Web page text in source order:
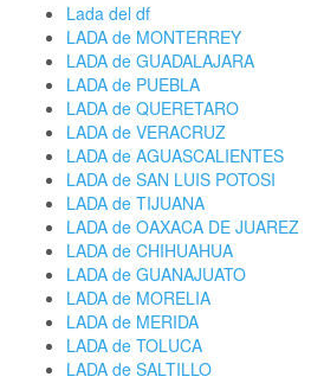
Lada del df
LADA de MONTERREY
LADA de GUADALAJARA
LADA de PUEBLA
LADA de QUERETARO
LADA de VERACRUZ
LADA de AGUASCALIENTES
LADA de SAN LUIS POTOSI
LADA de TIJUANA
LADA de OAXACA DE JUAREZ
LADA de CHIHUAHUA
LADA de GUANAJUATO
LADA de MORELIA
LADA de MERIDA
LADA de TOLUCA
LADA de SALTILLO